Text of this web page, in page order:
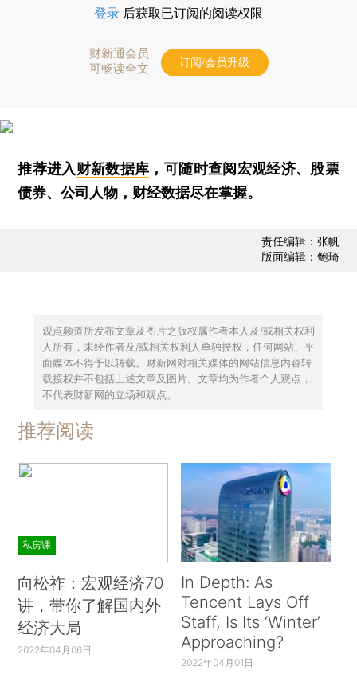
登录 后获取已订阅的阅读权限
财新通会员
可畅读全文
订阅/会员升级
推荐进入财新数据库 ，可随时查阅宏观经济、股票
债券、公司人物，财经数据尽在掌握。
责任编辑：张帆
版面编辑：鲍琦
观点频道所发布文章及图片之版权属作者本人及/或相关权利
人所有，未经作者及/或相关权利人单独授权，任何网站、平
面媒体不得予以转载。财新网对相关媒体的网站信息内容转
载授权并不包括上述文章及图片。文章均为作者个人观点，
不代表财新网的立场和观点。
推荐阅读
私房课
向松祚：宏观经济70
讲，带你了解国内外
经济大局
2022年04月06日
In Depth: As
Tencent Lays Off
Staff, Is Its ‘Winter’
Approaching?
2022年04月01日